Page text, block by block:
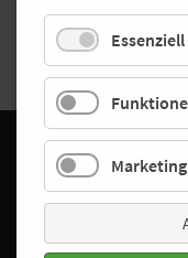
Essenziell
Marketing